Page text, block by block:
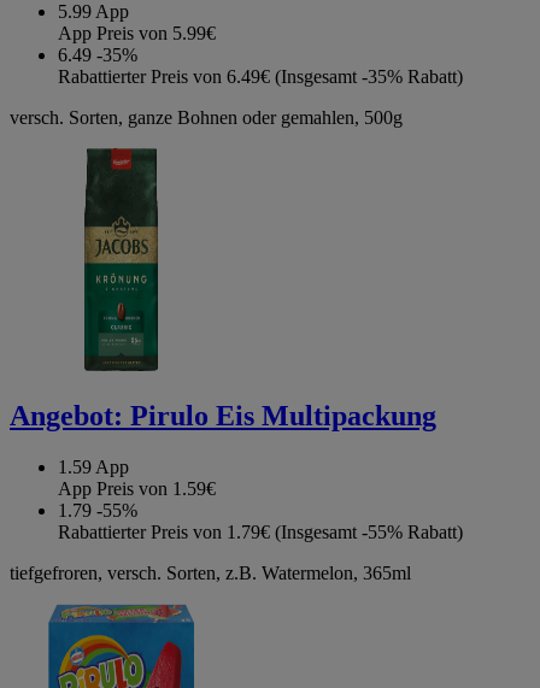
5.99 App
App Preis von 5.99€
6.49 -35%
Rabattierter Preis von 6.49€ (Insgesamt -35% Rabatt)
versch. Sorten, ganze Bohnen oder gemahlen, 500g
Angebot: Pirulo Eis Multipackung
1.59 App
App Preis von 1.59€
1.79 -55%
Rabattierter Preis von 1.79€ (Insgesamt -55% Rabatt)
tiefgefroren, versch. Sorten, z.B. Watermelon, 365ml